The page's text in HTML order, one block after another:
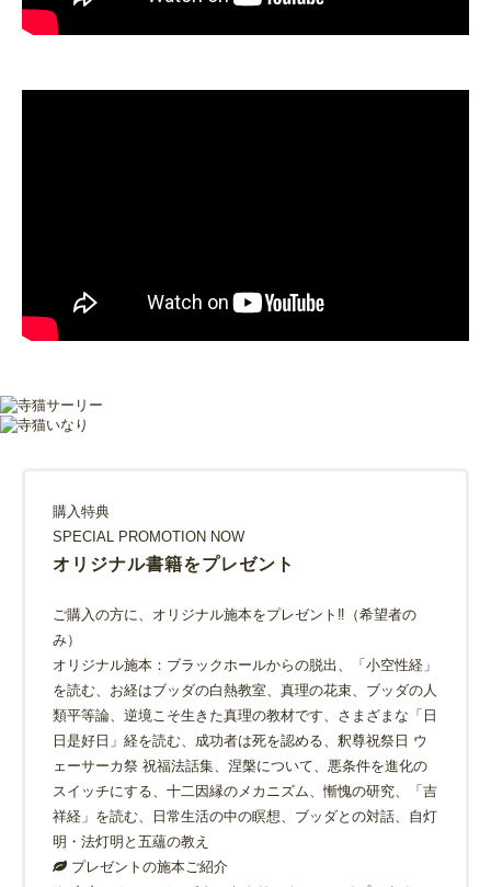
購入特典
SPECIAL PROMOTION NOW
オリジナル書籍をプレゼント
ご購入の方に、オリジナル施本をプレゼント‼（希望者の
み）
オリジナル施本：ブラックホールからの脱出、「小空性経」
を読む、お経はブッダの白熱教室、真理の花束、ブッダの人
類平等論、逆境こそ生きた真理の教材です、さまざまな「日
日是好日」経を読む、成功者は死を認める、釈尊祝祭日 ウ
ェーサーカ祭 祝福法話集、涅槃について、悪条件を進化の
スイッチにする、十二因縁のメカニズム、慚愧の研究、「吉
祥経」を読む、日常生活の中の瞑想、ブッダとの対話、自灯
明・法灯明と五蘊の教え
プレゼントの施本ご紹介